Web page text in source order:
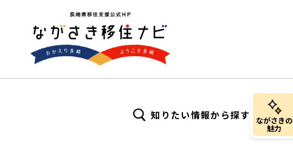
知りたい情報から探す
ながさきの
魅力